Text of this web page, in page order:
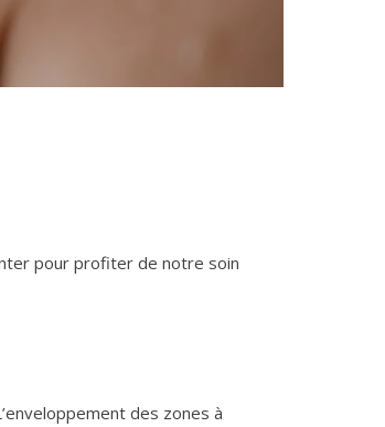
pour profiter de notre soin
des zones à